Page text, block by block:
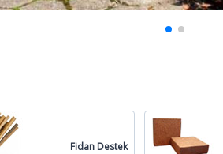
Fidan Destek